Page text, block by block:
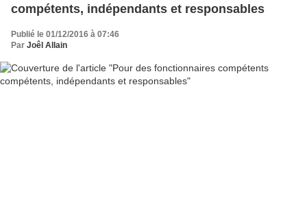
compétents, indépendants et responsables
Publié le 01/12/2016 à 07:46
Par Joêl Allain